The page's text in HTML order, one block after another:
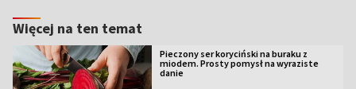
Więcej na ten temat
Pieczony ser koryciński na buraku z
miodem. Prosty pomysł na wyraziste
danie